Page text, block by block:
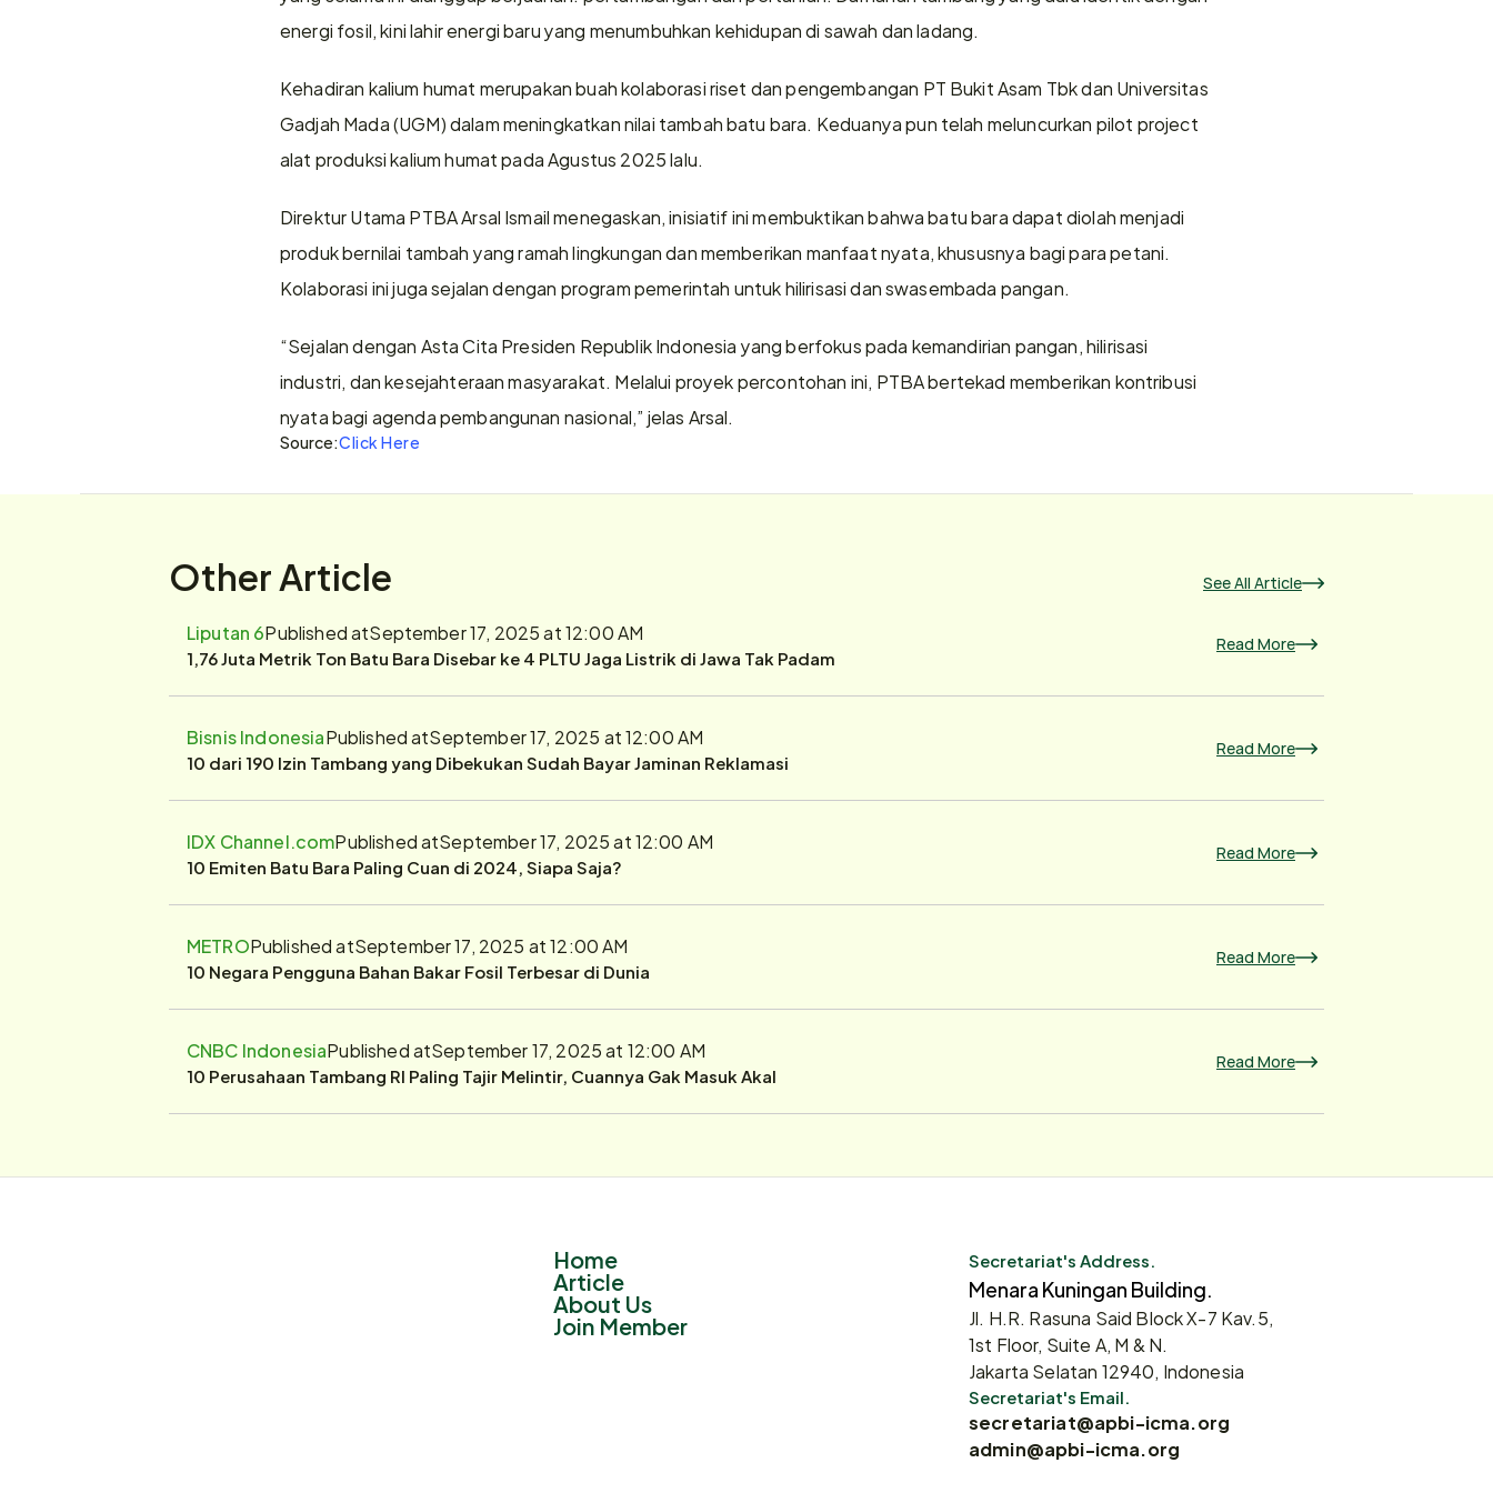
energi fosil, kini lahir energi baru yang menumbuhkan kehidupan di sawah dan ladang.
Kehadiran kalium humat merupakan buah kolaborasi riset dan pengembangan PT Bukit Asam Tbk dan Universitas
Gadjah Mada (UGM) dalam meningkatkan nilai tambah batu bara. Keduanya pun telah meluncurkan pilot project
alat produksi kalium humat pada Agustus 2025 lalu.
Direktur Utama PTBA Arsal Ismail menegaskan, inisiatif ini membuktikan bahwa batu bara dapat diolah menjadi
produk bernilai tambah yang ramah lingkungan dan memberikan manfaat nyata, khususnya bagi para petani.
Kolaborasi ini juga sejalan dengan program pemerintah untuk hilirisasi dan swasembada pangan.
“Sejalan dengan Asta Cita Presiden Republik Indonesia yang berfokus pada kemandirian pangan, hilirisasi
industri, dan kesejahteraan masyarakat. Melalui proyek percontohan ini, PTBA bertekad memberikan kontribusi
nyata bagi agenda pembangunan nasional,” jelas Arsal.
Source:Click Here
Other Article See All Article
Liputan 6Published atSeptember 17, 2025 at 12:00 AM
1,76 Juta Metrik Ton Batu Bara Disebar ke 4 PLTU Jaga Listrik di Jawa Tak Padam Read More
Bisnis IndonesiaPublished atSeptember 17, 2025 at 12:00 AM
10 dari 190 Izin Tambang yang Dibekukan Sudah Bayar Jaminan Reklamasi Read More
IDX Channel.comPublished atSeptember 17, 2025 at 12:00 AM
10 Emiten Batu Bara Paling Cuan di 2024, Siapa Saja? Read More
METROPublished atSeptember 17, 2025 at 12:00 AM
10 Negara Pengguna Bahan Bakar Fosil Terbesar di Dunia Read More
CNBC IndonesiaPublished atSeptember 17, 2025 at 12:00 AM
10 Perusahaan Tambang RI Paling Tajir Melintir, Cuannya Gak Masuk Akal Read More
Home
Article
About Us
Join Member
Secretariat's Address.
Menara Kuningan Building.
Jl. H.R. Rasuna Said Block X-7 Kav.5,
1st Floor, Suite A, M & N.
Jakarta Selatan 12940, Indonesia
Secretariat's Email.
secretariat@apbi-icma.org
admin@apbi-icma.org